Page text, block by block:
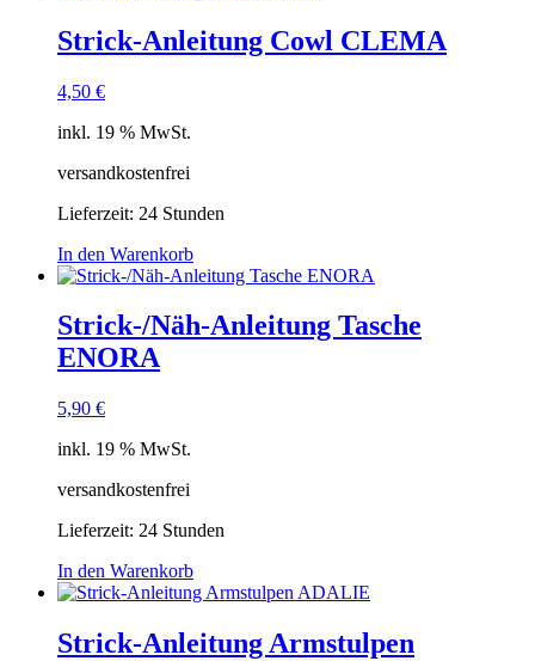
Strick-Anleitung Cowl CLEMA
4,50 €
inkl. 19 % MwSt.
versandkostenfrei
Lieferzeit: 24 Stunden
In den Warenkorb
Strick-/Näh-Anleitung Tasche
ENORA
5,90 €
inkl. 19 % MwSt.
versandkostenfrei
Lieferzeit: 24 Stunden
In den Warenkorb
Strick-Anleitung Armstulpen